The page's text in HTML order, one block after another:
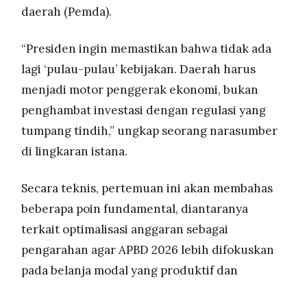
daerah (Pemda).
“Presiden ingin memastikan bahwa tidak ada
lagi ‘pulau-pulau’ kebijakan. Daerah harus
menjadi motor penggerak ekonomi, bukan
penghambat investasi dengan regulasi yang
tumpang tindih,” ungkap seorang narasumber
di lingkaran istana.
Secara teknis, pertemuan ini akan membahas
beberapa poin fundamental, diantaranya
terkait optimalisasi anggaran sebagai
pengarahan agar APBD 2026 lebih difokuskan
pada belanja modal yang produktif dan